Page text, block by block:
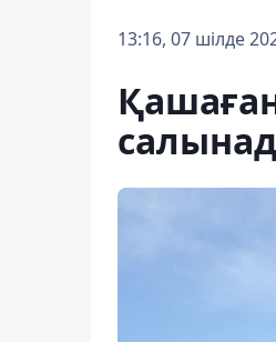
13:16, 07 шілде